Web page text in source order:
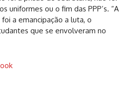
uniformes ou o fim das PPP’s. “A
a emancipação a luta, o
que se envolveram no